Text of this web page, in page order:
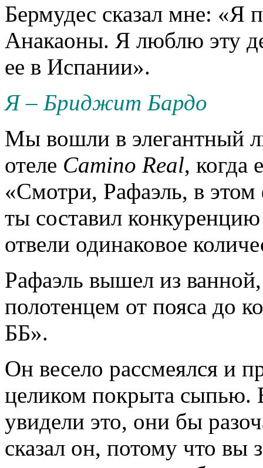
Бермудес сказал мне:
Анакаоны. Я люблю эту
ее в Испании».
Я – Бриджит Бардо
Мы вошли в элегантный
отеле Camino Real, когда
«Смотри, Рафаэль, в
ты составил
отвели одинаковое
Рафаэль вышел из
полотенцем от пояса до
ББ».
Он весело рассмеялся и
целиком покрыта сыпью.
увидели это, они бы
сказал он, потому что